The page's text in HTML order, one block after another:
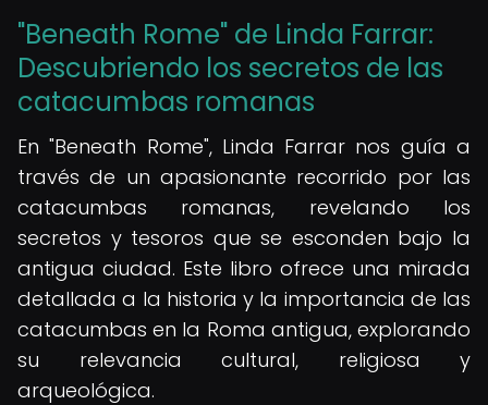
"Beneath Rome" de Linda Farrar:
Descubriendo los secretos de las
catacumbas romanas
En "Beneath Rome", Linda Farrar nos guía a
través de un apasionante recorrido por las
catacumbas romanas, revelando los
secretos y tesoros que se esconden bajo la
antigua ciudad. Este libro ofrece una mirada
detallada a la historia y la importancia de las
catacumbas en la Roma antigua, explorando
su relevancia cultural, religiosa y
arqueológica.